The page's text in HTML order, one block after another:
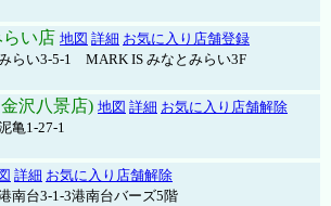
い店 地図 詳細 お気に入り店舗登録
らい3-5-1 MARK IS みなとみらい3F
沢八景店) 地図 詳細 お気に入り店舗解除
亀1-27-1
詳細 お気に入り店舗解除
南台3-1-3港南台バーズ5階